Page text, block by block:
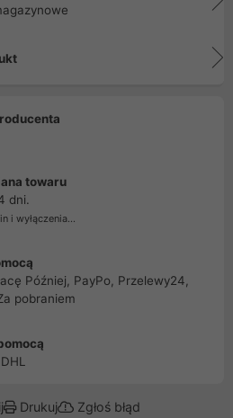
towaru
dni.
i wyłączenia...
Później, PayPo, Przelewy24,
pobraniem
Drukuj Zgłoś błąd